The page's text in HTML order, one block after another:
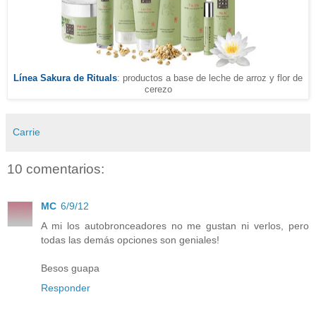
Línea Sakura de Rituals: productos a base de leche de arroz y flor de
cerezo
Carrie
10 comentarios:
MC 6/9/12
A mi los autobronceadores no me gustan ni verlos, pero
todas las demás opciones son geniales!
Besos guapa
Responder